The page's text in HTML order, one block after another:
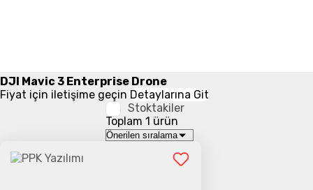
DJI Mavic 3 Enterprise Drone
Fiyat için iletişime geçin Detaylarına Git
Stoktakiler
Toplam 1 ürün